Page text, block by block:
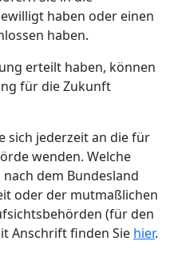
haben oder einen
haben.
erteilt haben, können
für die Zukunft
sich jederzeit an die für
wenden. Welche
dem Bundesland
oder der mutmaßlichen
(für den
Anschrift finden Sie hier.